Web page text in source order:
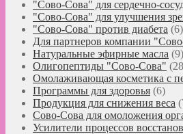
"Сово-Сова" для сердечно-
"Сово-Сова" для улучшения
"Сово-Сова" против диабета (6)
Для партнеров компании
Натуральные эфирные масла (9)
Олигопептиды "Сово-Сова"
Омолаживающая косметика с
Программы для здоровья (6)
Продукция для снижения веса
Сово-Сова для омоложения
Усилители процессов